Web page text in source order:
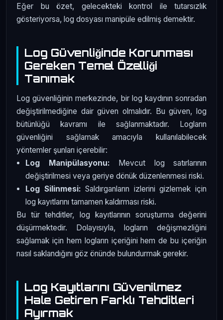
Eğer bu özet, gelecekteki kontrol ile tutarsızlık
gösteriyorsa, log dosyası manipüle edilmiş demektir.
Log Güvenliğinde Korunması
Gereken Temel Özelliği
Tanımak
Log güvenliğinin merkezinde, bir log kaydının sonradan
değiştirilmediğine dair güven olmalıdır. Bu güven, log
bütünlüğü kavramı ile sağlanmaktadır. Logların
güvenliğini sağlamak amacıyla kullanılabilecek
yöntemler şunları içerebilir:
Log Manipülasyonu: Mevcut log satırlarının
değiştirilmesi veya geriye dönük düzenlenmesi riski.
Log Silinmesi: Saldırganların izlerini gizlemek için
log kayıtlarını tamamen kaldırması riski.
Bu tür tehditler, log kayıtlarının soruşturma değerini
düşürmektedir. Dolayısıyla, logların değişmezliğini
sağlamak için hem logların içeriğini hem de bu içeriğin
nasıl saklandığını göz önünde bulundurmak gerekir.
Log Kayıtlarını Güvenilmez
Hale Getiren Farklı Tehditleri
Ayırmak